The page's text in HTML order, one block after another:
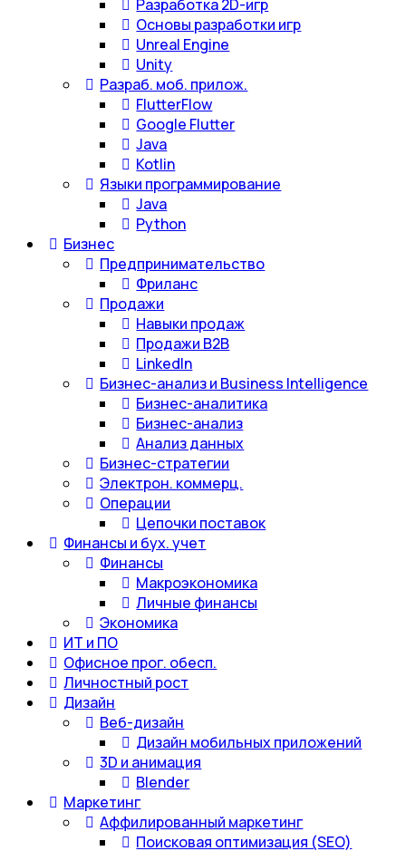
Разработка 2D-игр
Основы разработки игр
Unreal Engine
Unity
Разраб. моб. прилож.
FlutterFlow
Google Flutter
Java
Kotlin
Языки программирование
Java
Python
Бизнес
Предпринимательство
Фриланс
Продажи
Навыки продаж
Продажи B2B
LinkedIn
Бизнес-анализ и Business Intelligence
Бизнес-аналитика
Бизнес-анализ
Анализ данных
Бизнес-стратегии
Электрон. коммерц.
Операции
Цепочки поставок
Финансы и бух. учет
Финансы
Макроэкономика
Личные финансы
Экономика
ИТ и ПО
Офисное прог. обесп.
Личностный рост
Дизайн
Веб-дизайн
Дизайн мобильных приложений
3D и анимация
Blender
Маркетинг
Аффилированный маркетинг
Поисковая оптимизация (SEO)